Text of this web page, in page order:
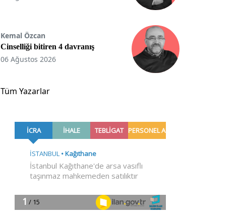
Kemal Özcan
Cinselliği bitiren 4 davranış
06 Ağustos 2026
Tüm Yazarlar